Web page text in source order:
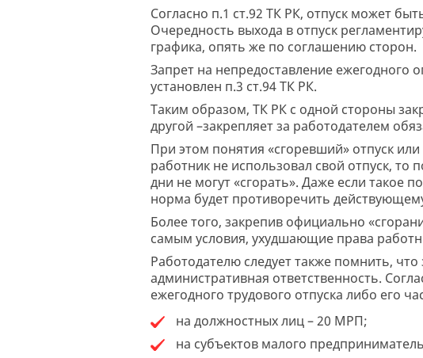
Согласно п.1 ст.92 ТК РК, отпуск может
Очередность выхода в отпуск
графика, опять же по соглашению сторон.
Запрет на непредоставление ежегодного
установлен п.3 ст.94 ТК РК.
Таким образом, ТК РК с одной стороны
другой –закрепляет за работодателем
При этом понятия «сгоревший» отпуск
работник не использовал свой отпуск, то
дни не могут «сгорать». Даже если такое
норма будет противоречить
Более того, закрепив официально
самым условия, ухудшающие права
Работодателю следует также помнить,
административная ответственность.
ежегодного трудового отпуска либо его
на должностных лиц – 20 МРП;
на субъектов малого